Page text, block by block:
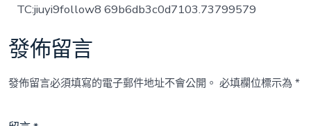
TC:jiuyi9follow8 69b6db3c0d7103.73799579
發佈留言
發佈留言必須填寫的電子郵件地址不會公開。 必填欄位標示為*